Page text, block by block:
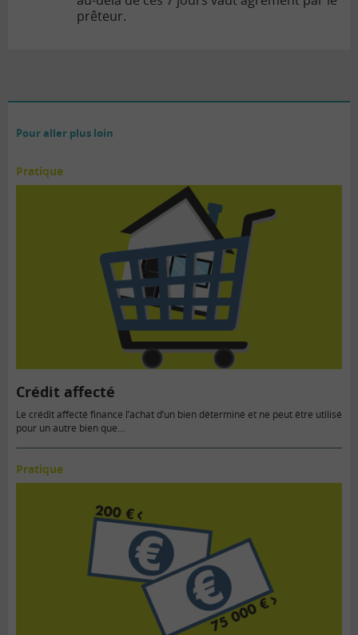
prêteur.
Pour aller plus loin
Pratique
Crédit affecté
Le crédit affecté finance l’achat d’un bien déterminé et ne peut être utilisé
pour un autre bien que…
Pratique